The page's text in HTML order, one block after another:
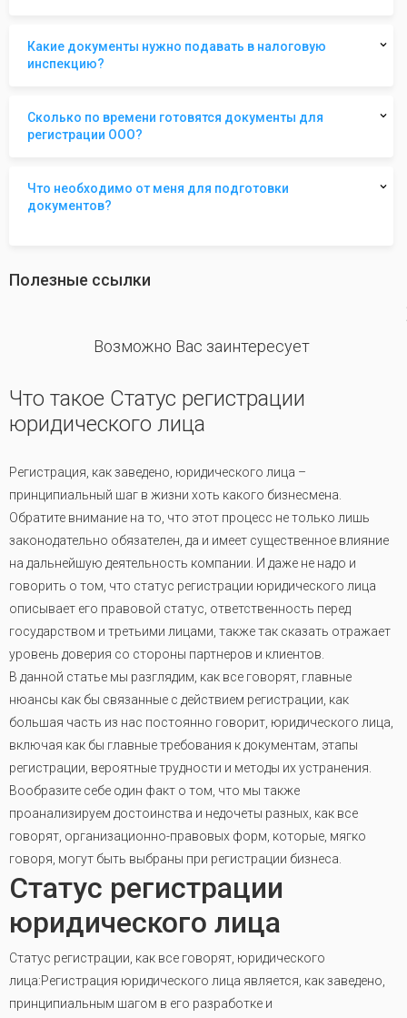
Какие документы нужно подавать в налоговую
инспекцию?
Сколько по времени готовятся документы для
регистрации ООО?
Что необходимо от меня для подготовки
документов?
Полезные ссылки
Возможно Вас заинтересует
Что такое Статус регистрации
юридического лица
Регистрация, как заведено, юридического лица –
принципиальный шаг в жизни хоть какого бизнесмена.
Обратите внимание на то, что этот процесс не только лишь
законодательно обязателен, да и имеет существенное влияние
на дальнейшую деятельность компании. И даже не надо и
говорить о том, что статус регистрации юридического лица
описывает его правовой статус, ответственность перед
государством и третьими лицами, также так сказать отражает
уровень доверия со стороны партнеров и клиентов.
В данной статье мы разглядим, как все говорят, главные
нюансы как бы связанные с действием регистрации, как
большая часть из нас постоянно говорит, юридического лица,
включая как бы главные требования к документам, этапы
регистрации, вероятные трудности и методы их устранения.
Вообразите себе один факт о том, что мы также
проанализируем достоинства и недочеты разных, как все
говорят, организационно-правовых форм, которые, мягко
говоря, могут быть выбраны при регистрации бизнеса.
Статус регистрации
юридического лица
Статус регистрации, как все говорят, юридического
лица:Регистрация юридического лица является, как заведено,
принципиальным шагом в его разработке и